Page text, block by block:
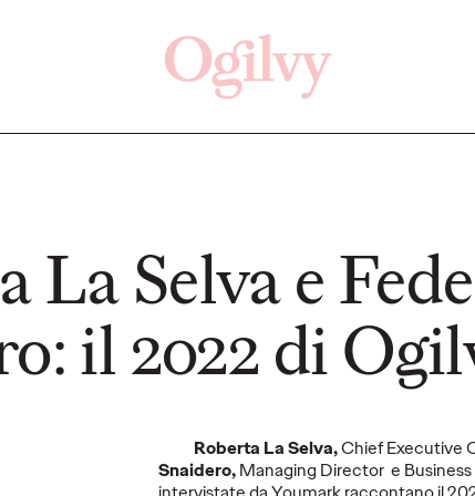
La Selva e
il 2022 di
Roberta La Selva,Chief Executive
Snaidero,Managing Director e
COMUNICATI STAMPA